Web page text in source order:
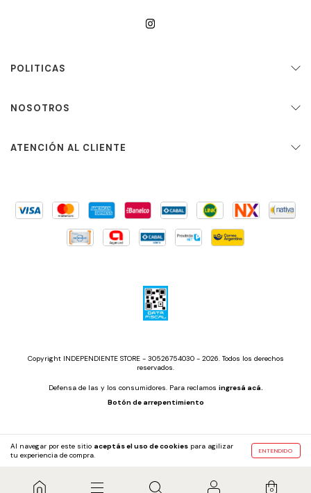
Al navegar por este sitio aceptás el uso de cookies para agilizar
tu experiencia de compra.
ENTENDIDO
0
POLITICAS
NOSOTROS
ATENCIÓN AL CLIENTE
Copyright INDEPENDIENTE STORE - 30526754030 - 2026. Todos los derechos
reservados.
Defensa de las y los consumidores. Para reclamos ingresá acá.
Botón de arrepentimiento